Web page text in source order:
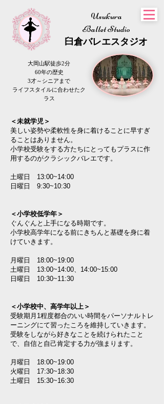
Usukura
Ballet Studio
​臼倉バレエスタジオ
大岡山駅徒歩2分
60年の歴史
3才～シニアまで
​ライフスタイルに合わせたク
ラス
＜未就学児＞
美しい姿勢や柔軟性を身に着けることに早すぎ
ることはありません。
​小学校受験をする方たちにとってもプラスに作
用するのがクラシックバレエです。
土曜日 13:00~14:00
日曜日 9:30~10:30
＜小学校低学年＞
ぐんぐんと上手になる時期です。
小学校高学年になる前にきちんと基礎を身に着
けていきます。
月曜日 18:00~19:00
土曜日 13:00~14:00、14:00~15:00
日曜日 10:30~11:30
＜小学校中、高学年以上＞
受験期月1程度都合のいい時間をパーソナルトレ
ーニングにて習ったころを維持していきます。
受験をしながら好きなことを続けられたこと
で、自信と自己肯定する力が強まります。
月曜日 18:00~19:00
火曜日 17:30~18:30
土曜日 15:30~16:30